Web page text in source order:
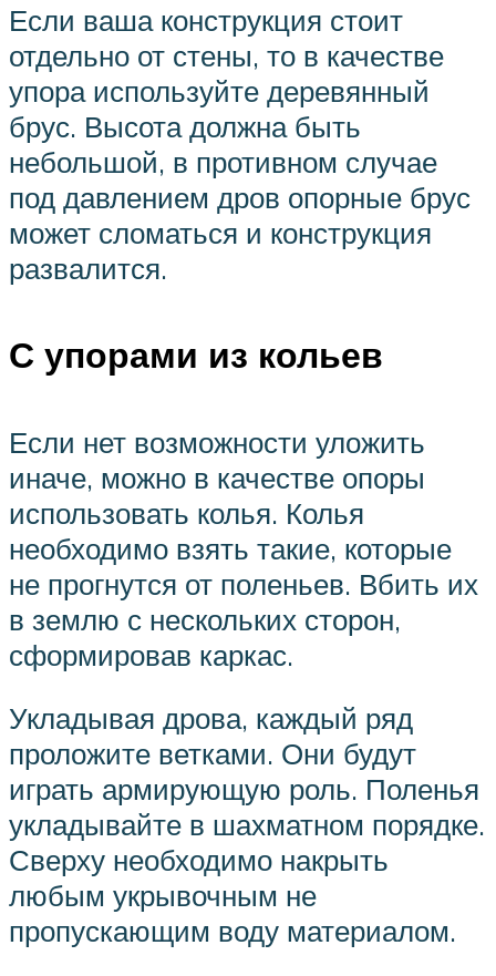
Если ваша конструкция стоит
отдельно от стены, то в качестве
упора используйте деревянный
брус. Высота должна быть
небольшой, в противном случае
под давлением дров опорные брус
может сломаться и конструкция
развалится.
С упорами из кольев
Если нет возможности уложить
иначе, можно в качестве опоры
использовать колья. Колья
необходимо взять такие, которые
не прогнутся от поленьев. Вбить их
в землю с нескольких сторон,
сформировав каркас.
Укладывая дрова, каждый ряд
проложите ветками. Они будут
играть армирующую роль. Поленья
укладывайте в шахматном порядке.
Сверху необходимо накрыть
любым укрывочным не
пропускающим воду материалом.